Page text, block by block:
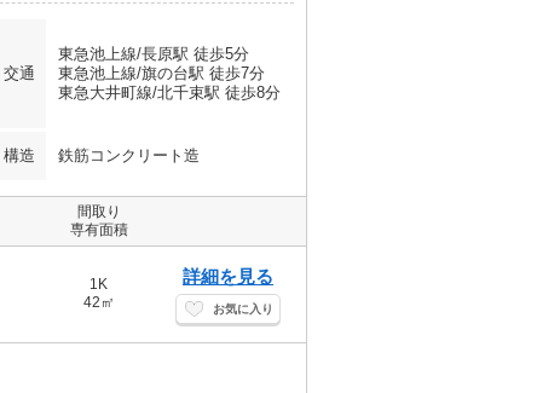
交通
東急池上線/長原駅 徒歩5分
東急池上線/旗の台駅 徒歩7分
東急大井町線/北千束駅 徒歩8分
構造 鉄筋コンクリート造
間取り
専有面積
1K
42㎡
詳細を見る
お気に入り